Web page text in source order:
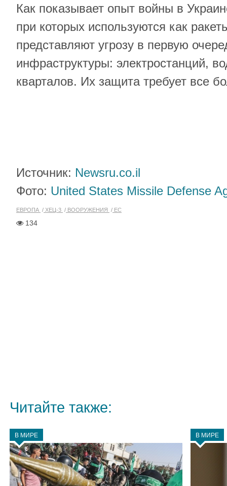
Как показывает опыт войны в
при которых используются как
представляют угрозу в первую
инфраструктуры: электростанций,
кварталов. Их защита требует все
Источник: Newsru.co.il
Фото: United States Missile Defense
ЕВРОПА ХЕЦ-3 ВООРУЖЕНИЯ ЕС
134
Читайте также:
В МИРЕ В МИРЕ